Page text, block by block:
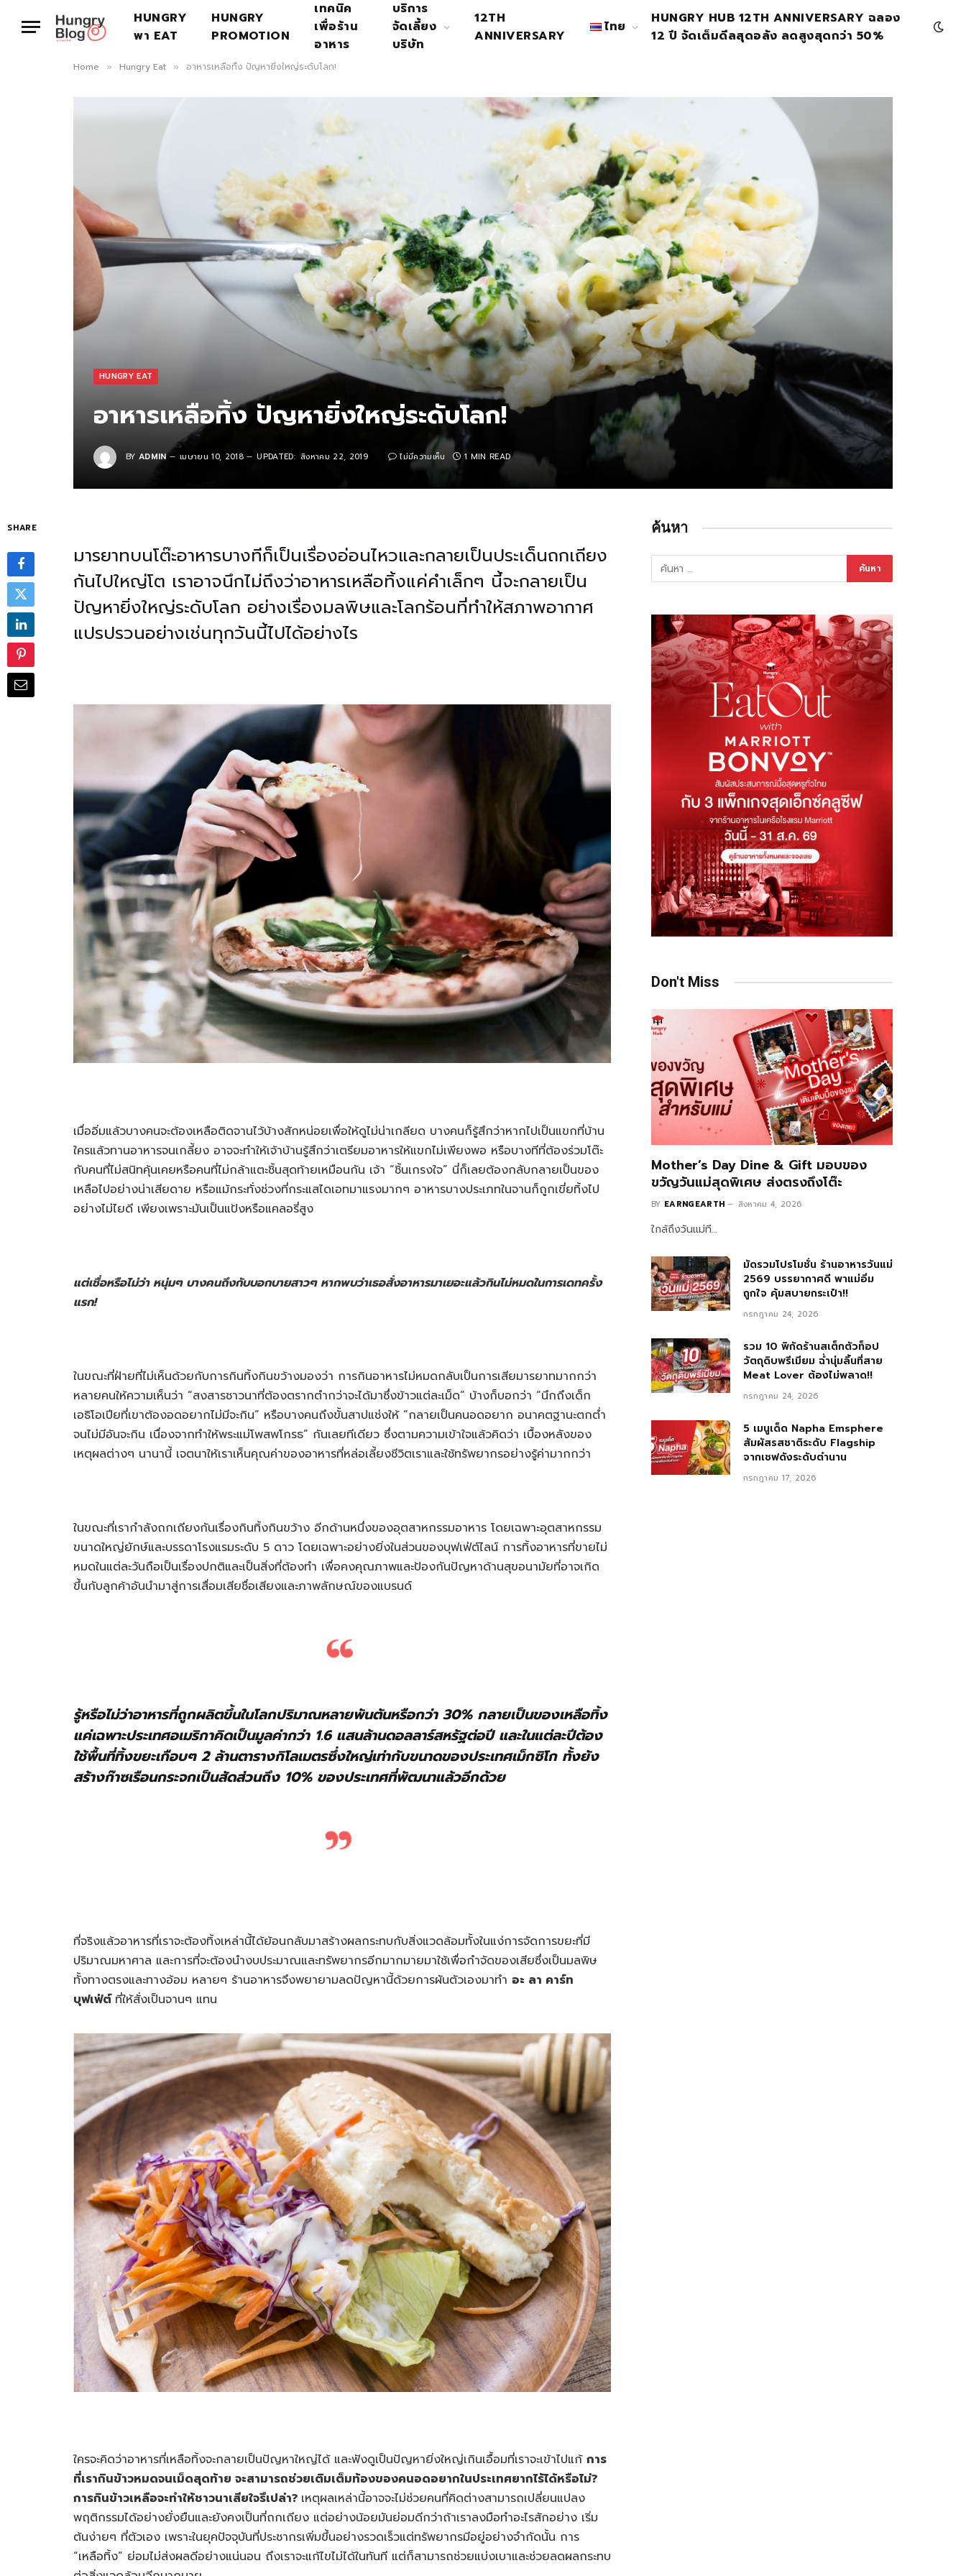
HUNGRY
พา EAT
HUNGRY
PROMOTION
เทคนิค
เพื่อร้าน
อาหาร
บริการ
จัดเลี้ยง
บริษัท
12TH
ANNIVERSARY
ไทย
HUNGRY HUB 12TH ANNIVERSARY ฉลอง
12 ปี จัดเต็มดีลสุดอลัง ลดสูงสุดกว่า 50%
Home » Hungry Eat » อาหารเหลือทิ้ง ปัญหายิ่งใหญ่ระดับโลก!
HUNGRY EAT
อาหารเหลือทิ้ง ปัญหายิ่งใหญ่ระดับโลก!
BY ADMIN เมษายน 10, 2018 UPDATED: สิงหาคม 22, 2019 ไม่มีความเห็น 1 MIN READ
SHARE
มารยาทบนโต๊ะอาหารบางทีก็เป็นเรื่องอ่อนไหวและกลายเป็นประเด็นถกเถียง
กันไปใหญ่โต เราอาจนึกไม่ถึงว่าอาหารเหลือทิ้งแค่คำเล็กๆ นี้จะกลายเป็น
ปัญหายิ่งใหญ่ระดับโลก อย่างเรื่องมลพิษและโลกร้อนที่ทำให้สภาพอากาศ
แปรปรวนอย่างเช่นทุกวันนี้ไปได้อย่างไร
เมื่ออิ่มแล้วบางคนจะต้องเหลือติดจานไว้บ้างสักหน่อยเพื่อให้ดูไม่น่าเกลียด บางคนก็รู้สึกว่าหากไปเป็นแขกที่บ้าน
ใครแล้วทานอาหารจนเกลี้ยง อาจจะทำให้เจ้าบ้านรู้สึกว่าเตรียมอาหารให้แขกไม่เพียงพอ หรือบางทีที่ต้องร่วมโต๊ะ
กับคนที่ไม่สนิทคุ้นเคยหรือคนที่ไม่กล้าแตะชิ้นสุดท้ายเหมือนกัน เจ้า “ชิ้นเกรงใจ” นี่ก็เลยต้องกลับกลายเป็นของ
เหลือไปอย่างน่าเสียดาย หรือแม้กระทั่งช่วงที่กระแสไดเอทมาแรงมากๆ อาหารบางประเภทในจานก็ถูกเขี่ยทิ้งไป
อย่างไม่ไยดี เพียงเพราะมันเป็นแป้งหรือแคลอรี่สูง
แต่เชื่อหรือไม่ว่า หนุ่มๆ บางคนถึงกับบอกบายสาวๆ หากพบว่าเธอสั่งอาหารมาเยอะแล้วกินไม่หมดในการเดทครั้ง
แรก!
ในขณะที่ฝ่ายที่ไม่เห็นด้วยกับการกินทิ้งกินขว้างมองว่า การกินอาหารไม่หมดกลับเป็นการเสียมารยาทมากกว่า
หลายคนให้ความเห็นว่า “สงสารชาวนาที่ต้องตรากตำกว่าจะได้มาซึ่งข้าวแต่ละเม็ด” บ้างก็บอกว่า “นึกถึงเด็ก
เอธิโอเปียที่เขาต้องอดอยากไม่มีจะกิน” หรือบางคนถึงขั้นสาปแช่งให้ “กลายเป็นคนอดอยาก อนาคตฐานะตกต่ำ
จนไม่มีอันจะกิน เนื่องจากทำให้พระแม่โพสพโกรธ” กันเลยทีเดียว ซึ่งตามความเข้าใจแล้วคิดว่า เบื้องหลังของ
เหตุผลต่างๆ นานานี้ เจตนาให้เราเห็นคุณค่าของอาหารที่หล่อเลี้ยงชีวิตเราและใช้ทรัพยากรอย่างรู้ค่ามากกว่า
ในขณะที่เรากำลังถกเถียงกันเรื่องกินทิ้งกินขว้าง อีกด้านหนึ่งของอุตสาหกรรมอาหาร โดยเฉพาะอุตสาหกรรม
ขนาดใหญ่ยักษ์และบรรดาโรงแรมระดับ 5 ดาว โดยเฉพาะอย่างยิ่งในส่วนของบุฟเฟ่ต์ไลน์ การทิ้งอาหารที่ขายไม่
หมดในแต่ละวันถือเป็นเรื่องปกติและเป็นสิ่งที่ต้องทำ เพื่อคงคุณภาพและป้องกันปัญหาด้านสุขอนามัยที่อาจเกิด
ขึ้นกับลูกค้าอันนำมาสู่การเสื่อมเสียชื่อเสียงและภาพลักษณ์ของแบรนด์
รู้หรือไม่ว่าอาหารที่ถูกผลิตขึ้นในโลกปริมาณหลายพันตันหรือกว่า 30% กลายเป็นของเหลือทิ้ง
แค่เฉพาะประเทศอเมริกาคิดเป็นมูลค่ากว่า 1.6 แสนล้านดอลลาร์สหรัฐต่อปี และในแต่ละปีต้อง
ใช้พื้นที่ทิ้งขยะเกือบๆ 2 ล้านตารางกิโลเมตรซึ่งใหญ่เท่ากับขนาดของประเทศเม็กซิโก ทั้งยัง
สร้างก๊าซเรือนกระจกเป็นสัดส่วนถึง 10% ของประเทศที่พัฒนาแล้วอีกด้วย
ที่จริงแล้วอาหารที่เราจะต้องทิ้งเหล่านี้ได้ย้อนกลับมาสร้างผลกระทบกับสิ่งแวดล้อมทั้งในแง่การจัดการขยะที่มี
ปริมาณมหาศาล และการที่จะต้องนำงบประมาณและทรัพยากรอีกมากมายมาใช้เพื่อกำจัดของเสียซึ่งเป็นมลพิษ
ทั้งทางตรงและทางอ้อม หลายๆ ร้านอาหารจึงพยายามลดปัญหานี้ด้วยการผันตัวเองมาทำ อะ ลา คาร์ท
บุฟเฟ่ต์ ที่ให้สั่งเป็นจานๆ แทน
ใครจะคิดว่าอาหารที่เหลือทิ้งจะกลายเป็นปัญหาใหญ่ได้ และฟังดูเป็นปัญหายิ่งใหญ่เกินเอื้อมที่เราจะเข้าไปแก้ การ
ที่เรากินข้าวหมดจนเม็ดสุดท้าย จะสามารถช่วยเติมเต็มท้องของคนอดอยากในประเทศยากไร้ได้หรือไม่?
การกินข้าวเหลือจะทำให้ชาวนาเสียใจรึเปล่า? เหตุผลเหล่านี้อาจจะไม่ช่วยคนที่คิดต่างสามารถเปลี่ยนแปลง
พฤติกรรมได้อย่างยั่งยืนและยังคงเป็นที่ถกเถียง แต่อย่างน้อยมันย่อมดีกว่าถ้าเราลงมือทำอะไรสักอย่าง เริ่ม
ต้นง่ายๆ ที่ตัวเอง เพราะในยุคปัจจุบันที่ประชากรเพิ่มขึ้นอย่างรวดเร็วแต่ทรัพยากรมีอยู่อย่างจำกัดนั้น การ
“เหลือทิ้ง” ย่อมไม่ส่งผลดีอย่างแน่นอน ถึงเราจะแก้ไขไม่ได้ในทันที แต่ก็สามารถช่วยแบ่งเบาและช่วยลดผลกระทบ
ค้นหา
Don't Miss
Mother’s Day Dine & Gift มอบของ
ขวัญวันแม่สุดพิเศษ ส่งตรงถึงโต๊ะ
BY EARNGEARTH สิงหาคม 4, 2026
ใกล้ถึงวันแม่ที…
มัดรวมโปรโมชั่น ร้านอาหารวันแม่
2569 บรรยากาศดี พาแม่อิ่ม
ถูกใจ คุ้มสบายกระเป๋า!!
กรกฎาคม 24, 2026
รวม 10 พิกัดร้านสเต็กตัวท็อป
วัตถุดิบพรีเมียม ฉ่ำนุ่มลิ้นที่สาย
Meat Lover ต้องไม่พลาด!!
กรกฎาคม 24, 2026
5 เมนูเด็ด Napha Emsphere
สัมผัสรสชาติระดับ Flagship
จากเชฟดังระดับตำนาน
กรกฎาคม 17, 2026